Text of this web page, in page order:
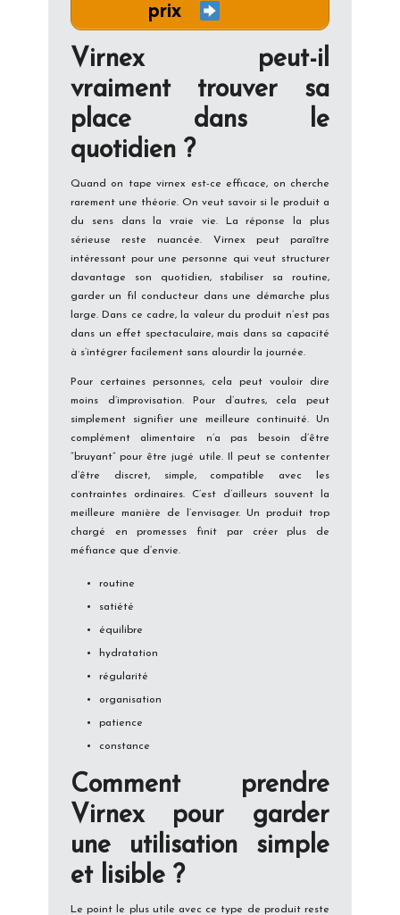
prix
Virnex peut-il
vraiment trouver sa
place dans le
quotidien ?
Quand on tape virnex est-ce efficace, on cherche
rarement une théorie. On veut savoir si le produit a
du sens dans la vraie vie. La réponse la plus
sérieuse reste nuancée. Virnex peut paraître
intéressant pour une personne qui veut structurer
davantage son quotidien, stabiliser sa routine,
garder un fil conducteur dans une démarche plus
large. Dans ce cadre, la valeur du produit n’est pas
dans un effet spectaculaire, mais dans sa capacité
à s’intégrer facilement sans alourdir la journée.
Pour certaines personnes, cela peut vouloir dire
moins d’improvisation. Pour d’autres, cela peut
simplement signifier une meilleure continuité. Un
complément alimentaire n’a pas besoin d’être
“bruyant” pour être jugé utile. Il peut se contenter
d’être discret, simple, compatible avec les
contraintes ordinaires. C’est d’ailleurs souvent la
meilleure manière de l’envisager. Un produit trop
chargé en promesses finit par créer plus de
méfiance que d’envie.
routine
satiété
équilibre
hydratation
régularité
organisation
patience
constance
Comment prendre
Virnex pour garder
une utilisation simple
et lisible ?
Le point le plus utile avec ce type de produit reste